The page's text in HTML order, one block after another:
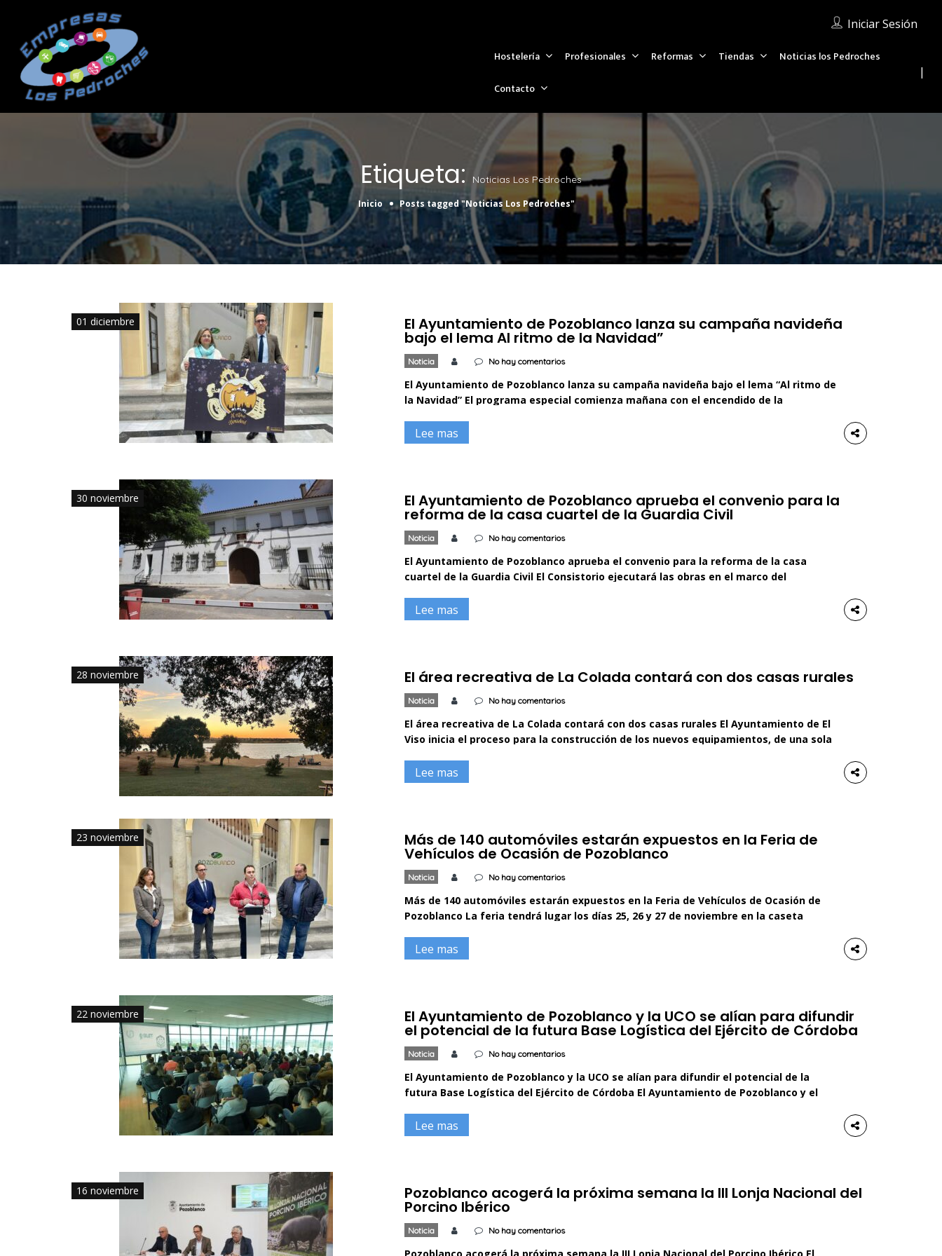
Iniciar Sesión
Hostelería Profesionales Reformas Tiendas
Noticias los Pedroches
Contacto
Etiqueta: Noticias Los Pedroches
Inicio Posts tagged "Noticias Los Pedroches"
01 diciembre El Ayuntamiento de Pozoblanco lanza su campaña navideña
bajo el lema Al ritmo de la Navidad”
Noticia No hay comentarios
El Ayuntamiento de Pozoblanco lanza su campaña navideña bajo el lema “Al ritmo de
la Navidad” El programa especial comienza mañana con el encendido de la
iluminación de este año es la más extensa hasta ahora con un millón de bombillas
[…]
Lee mas
30 noviembre El Ayuntamiento de Pozoblanco aprueba el convenio para la
reforma de la casa cuartel de la Guardia Civil
Noticia No hay comentarios
El Ayuntamiento de Pozoblanco aprueba el convenio para la reforma de la casa
cuartel de la Guardia Civil El Consistorio ejecutará las obras en el marco del
aprobado este martes en sesión plenaria un convenio con el Ministerio del Interior
por el que se […]
Lee mas
28 noviembre El área recreativa de La Colada contará con dos casas rurales
Noticia No hay comentarios
El área recreativa de La Colada contará con dos casas rurales El Ayuntamiento de El
Viso inicia el proceso para la construcción de los nuevos equipamientos, de una sola
casas rurales que confirmarán este entorno como uno de los grandes referentes […]
Lee mas
23 noviembre Más de 140 automóviles estarán expuestos en la Feria de
Vehículos de Ocasión de Pozoblanco
Noticia No hay comentarios
Más de 140 automóviles estarán expuestos en la Feria de Vehículos de Ocasión de
Pozoblanco La feria tendrá lugar los días 25, 26 y 27 de noviembre en la caseta
asociación de Empresarios de la Comarca de Los Pedroches (Adeco) han […]
Lee mas
22 noviembre El Ayuntamiento de Pozoblanco y la UCO se alían para difundir
el potencial de la futura Base Logística del Ejército de Córdoba
Noticia No hay comentarios
El Ayuntamiento de Pozoblanco y la UCO se alían para difundir el potencial de la
futura Base Logística del Ejército de Córdoba El Ayuntamiento de Pozoblanco y el
dedicado a dar a conocer las potencialidades económicas y sociales de la Base
Logística […]
Lee mas
16 noviembre Pozoblanco acogerá la próxima semana la III Lonja Nacional del
Porcino Ibérico
Noticia No hay comentarios